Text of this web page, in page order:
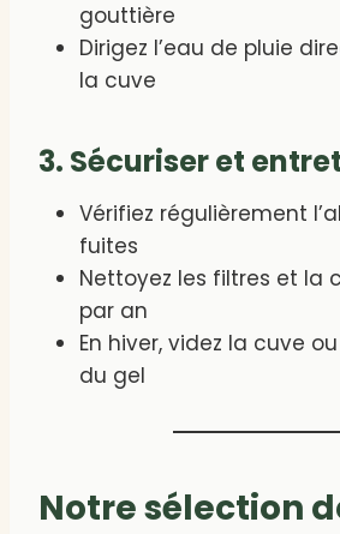
gouttière
Dirigez l’eau de pluie
la cuve
3. Sécuriser et
Vérifiez régulièrement
fuites
Nettoyez les filtres et la
par an
En hiver, videz la cuve
du gel
Notre sélection